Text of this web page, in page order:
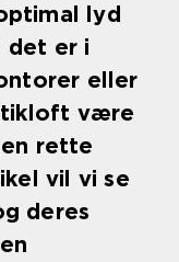
lyd
det er i
eller
være
rette
vil vi se
deres